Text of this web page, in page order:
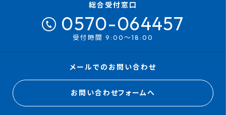
総合受付窓口
0570-064457
受付時間 9:00～18:00
メールでのお問い合わせ
お問い合わせフォームへ